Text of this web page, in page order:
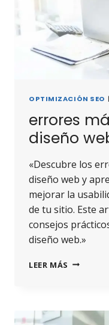
OPTIMIZACIÓN SEO |
errores
diseño
«Descubre los
diseño web y
mejorar la
de tu sitio. Este
consejos
diseño web.»
LEER MÁS